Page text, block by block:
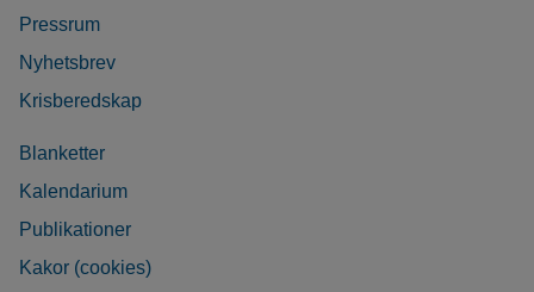
Pressrum
Nyhetsbrev
Krisberedskap
Blanketter
Kalendarium
Publikationer
Kakor (cookies)